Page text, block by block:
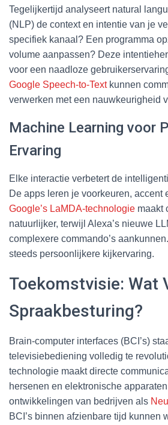
Tegelijkertijd analyseert natural
(NLP) de context en intentie van je
specifiek kanaal? Een programma
volume aanpassen? Deze
voor een naadloze
Google Speech-to-Textkunnen
verwerken met een nauwkeurigheid
Machine Learning voor
Ervaring
Elke interactie verbetert de
De apps leren je voorkeuren, accent
Google’s LaMDA-technologie maakt
natuurlijker, terwijl Alexa’s nieuwe
complexere commando’s
steeds persoonlijkere kijkervaring.
Toekomstvisie: Wat
Spraakbesturing?
Brain-computer interfaces (BCI’s)
televisiebediening volledig te
technologie maakt directe
hersenen en elektronische
ontwikkelingen van bedrijven als
BCI’s binnen afzienbare tijd kunnen